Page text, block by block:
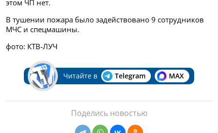
этом ЧП нет.
В тушении пожара было задействовано 9 сотрудников
МЧС и спецмашины.
фото: КТВ-ЛУЧ
Читайте в Telegram MAX
Поделись новостью